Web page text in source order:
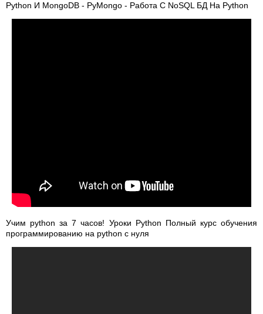
Python И MongoDB - PyMongo - Работа С NoSQL БД На Python
Учим python за 7 часов! Уроки Python Полный курс обучения
программированию на python с нуля